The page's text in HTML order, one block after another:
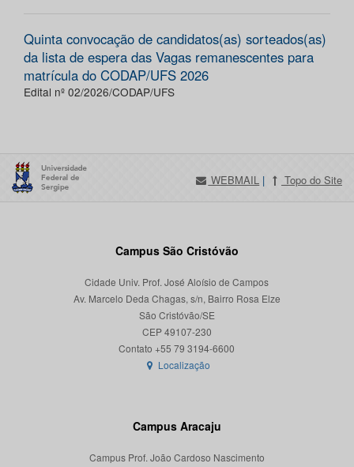
Quinta convocação de candidatos(as) sorteados(as)
da lista de espera das Vagas remanescentes para
matrícula do CODAP/UFS 2026
Edital nº 02/2026/CODAP/UFS
WEBMAIL | Topo do Site
Campus São Cristóvão
Cidade Univ. Prof. José Aloísio de Campos
Av. Marcelo Deda Chagas, s/n, Bairro Rosa Elze
São Cristóvão/SE
CEP 49107-230
Localização
Campus Aracaju
Campus Prof. João Cardoso Nascimento